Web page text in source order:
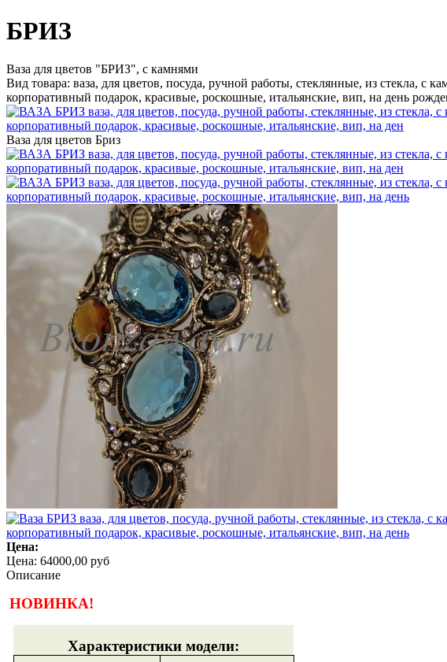
БРИЗ
Ваза для цветов "БРИЗ", с камнями
Вид товара: ваза, для цветов, посуда, ручной работы, стеклянные, из стекла,
корпоративный подарок, красивые, роскошные, итальянские, вип, на день
Ваза для цветов Бриз
Цена:
Цена: 64000,00 руб
Описание
НОВИНКА!
Характеристики модели: